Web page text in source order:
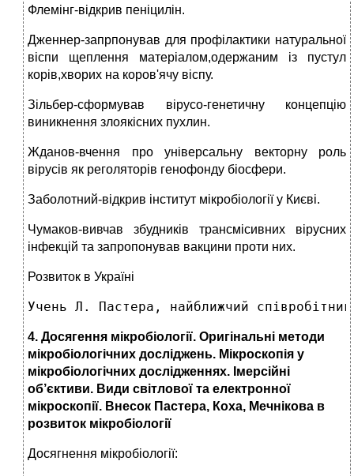
Флемінг-відкрив пеніцилін.
Дженнер-запрпонував для профілактики натуральної
віспи щеплення матеріалом,одержаним із пустул
корів,хворих на коров'ячу віспу.
Зільбер-сформував вірусо-генетичну концепцію
виникнення злоякісних пухлин.
Жданов-вчення про універсальну векторну роль
вірусів як реголяторів генофонду біосфери.
Заболотний-відкрив інститут мікробіології у Києві.
Чумаков-вивчав збудників трансмісивних вірусних
інфекцій та запропонував вакцини проти них.
Розвиток в Україні
Учень Л. Пастера, найближчий
4. Досягення мікробіології. Оригінальні методи
мікробіологічних досліджень. Мікроскопія у
мікробіологічних дослідженнях. Імерсійні
об’єктиви. Види світлової та електронної
мікроскопії. Внесок Пастера, Коха, Мечнікова в
розвиток мікробіології
Досягнення мікробіології: